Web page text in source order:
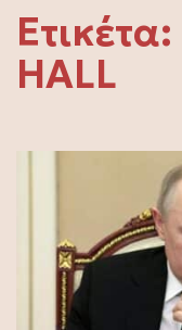
Ετικέτα:
HALL